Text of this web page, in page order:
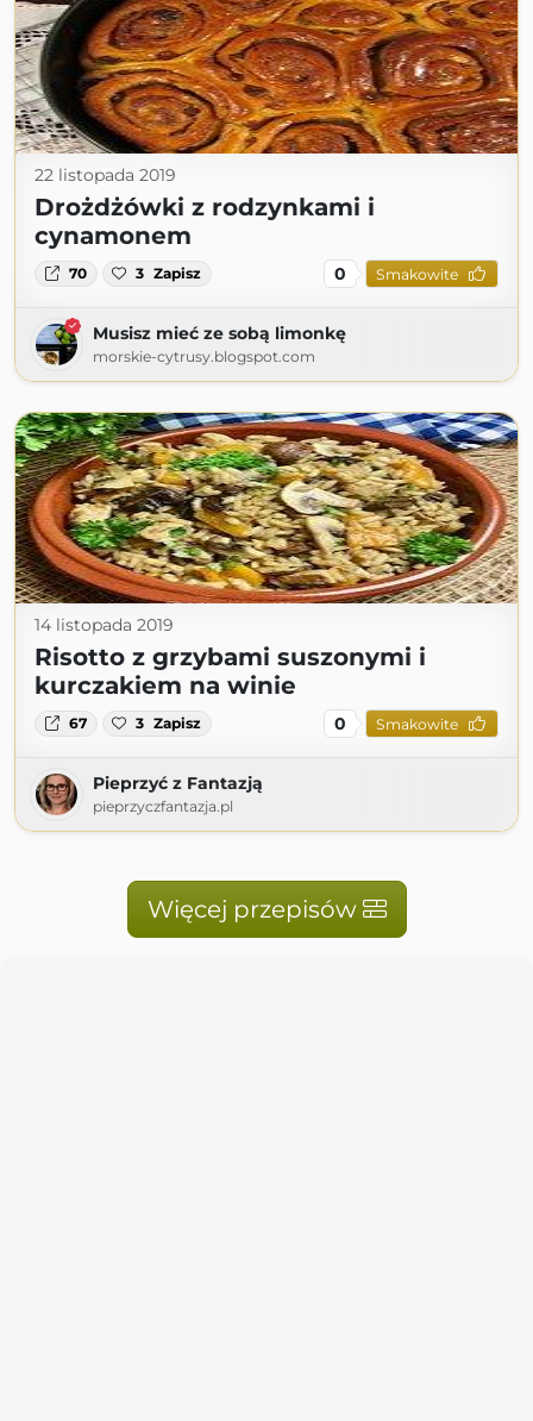
22 listopada 2019
Drożdżówki z rodzynkami i
cynamonem
70 3 Zapisz 0 Smakowite
Musisz mieć ze sobą limonkę
morskie-cytrusy.blogspot.com
14 listopada 2019
Risotto z grzybami suszonymi i
kurczakiem na winie
67 3 Zapisz 0 Smakowite
Pieprzyć z Fantazją
pieprzyczfantazja.pl
Więcej przepisów